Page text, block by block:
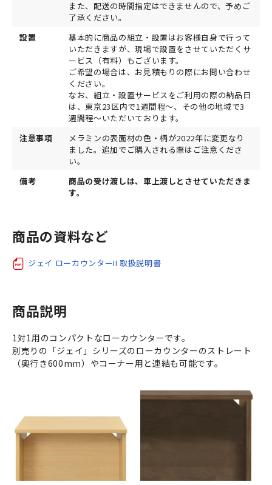
また、配送の時間指定はできませんので、予めご
了承ください。
設置
基本的に商品の組立・設置はお客様自身で行って
いただきますが、現場で設置をさせていただくサ
ービス（有料）もございます。
ご希望の場合は、お見積もりの際にお問い合わせ
ください。
なお、組立・設置サービスをご利用の際の納品日
は、東京23区内で1週間程～、その他の地域で3
週間程～いただいております。
注意事項
メラミンの表面材の色・柄が2022年に変更なり
ました。追加でご購入される際はご注意くださ
い。
備考
商品の受け渡しは、車上渡しとさせていただきま
す。
商品の資料など
ジェイ ローカウンターII 取扱説明書
商品説明
1対1用のコンパクトなローカウンターです。
別売りの「ジェイ」シリーズのローカウンターのストレート
（奥行き600mm）やコーナー用と連結も可能です。